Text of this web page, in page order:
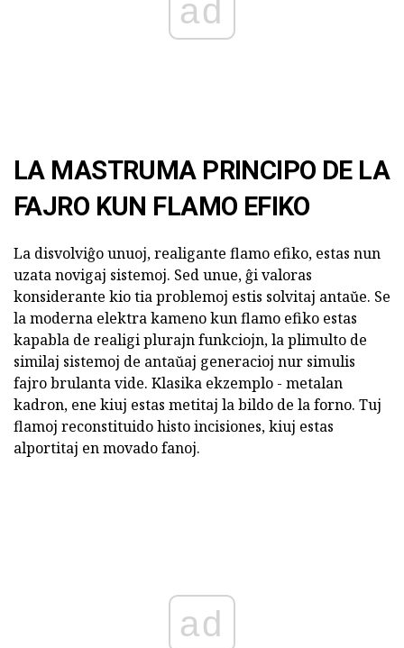
ad
LA MASTRUMA PRINCIPO DE LA
FAJRO KUN FLAMO EFIKO
La disvolviĝo unuoj, realigante flamo efiko, estas nun
uzata novigaj sistemoj. Sed unue, ĝi valoras
konsiderante kio tia problemoj estis solvitaj antaŭe. Se
la moderna elektra kameno kun flamo efiko estas
kapabla de realigi plurajn funkciojn, la plimulto de
similaj sistemoj de antaŭaj generacioj nur simulis
fajro brulanta vide. Klasika ekzemplo - metalan
kadron, ene kiuj estas metitaj la bildo de la forno. Tuj
flamoj reconstituido histo incisiones, kiuj estas
alportitaj en movado fanoj.
ad